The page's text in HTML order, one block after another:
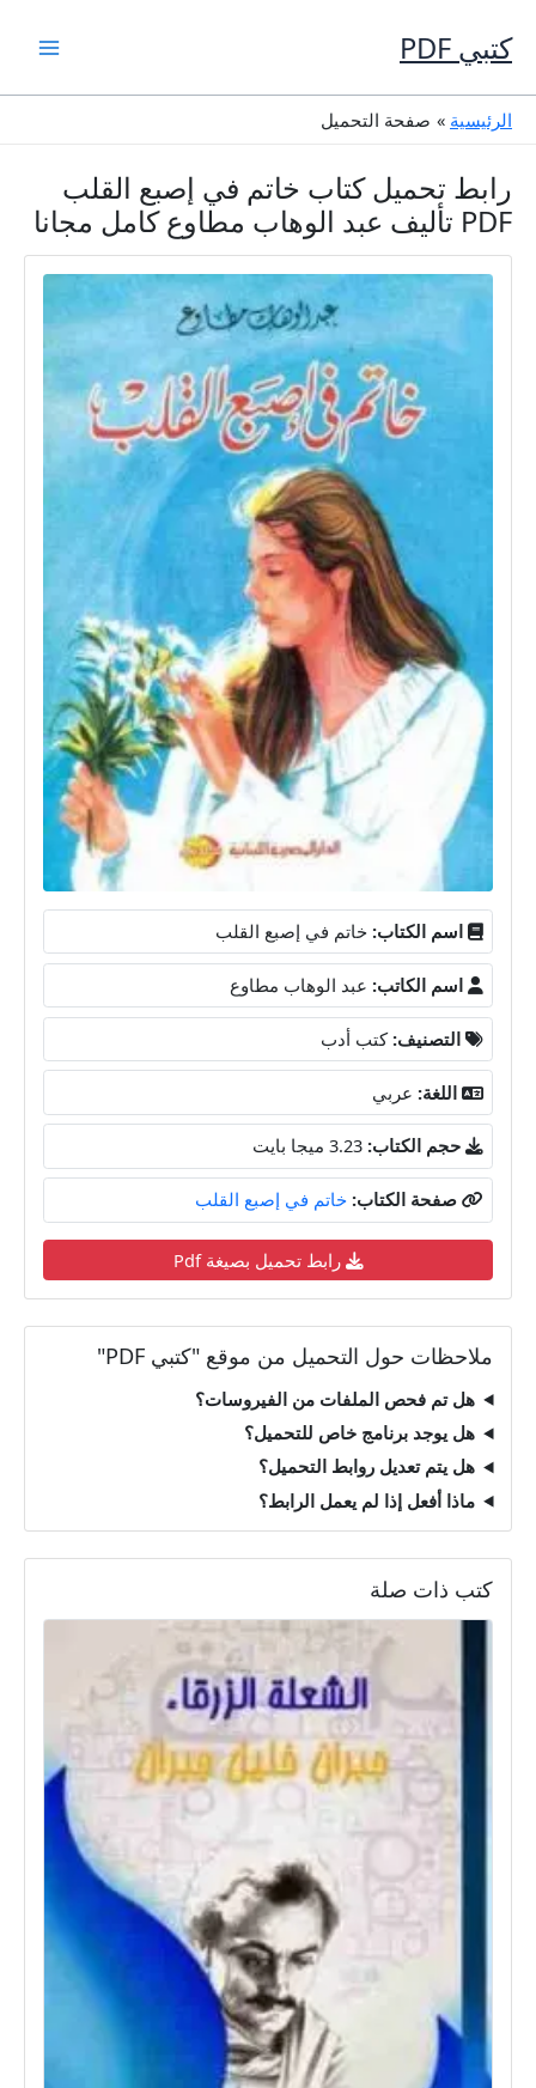
إلى
المحتوى
كتبي PDF
الرئيسية صفحة التحميل
رابط تحميل كتاب خاتم في إصبع القلب
PDF تأليف عبد الوهاب مطاوع كامل مجانا
اسم الكتاب: خاتم في إصبع القلب
اسم الكاتب: عبد الوهاب مطاوع
التصنيف: كتب أدب
اللغة: عربي
حجم الكتاب: 3.23 ميجا بايت
صفحة الكتاب: خاتم في إصبع القلب
رابط تحميل بصيغة Pdf
ملاحظات حول التحميل من موقع "كتبي PDF"
هل تم فحص الملفات من الفيروسات؟
هل يوجد برنامج خاص للتحميل؟
هل يتم تعديل روابط التحميل؟
ماذا أفعل إذا لم يعمل الرابط؟
كتب ذات صلة